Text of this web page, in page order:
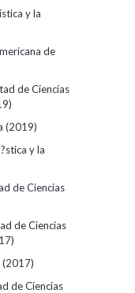
y la
de
de Ciencias
(2019)
y la
de Ciencias
de Ciencias
(2017)
de Ciencias